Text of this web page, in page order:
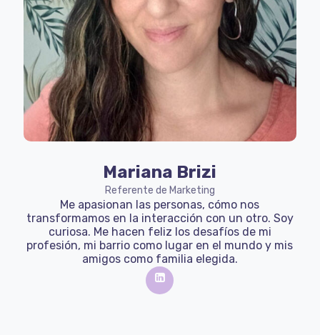
Mariana Brizi
Referente de Marketing
Me apasionan las personas, cómo nos
transformamos en la interacción con un otro. Soy
curiosa. Me hacen feliz los desafíos de mi
profesión, mi barrio como lugar en el mundo y mis
amigos como familia elegida.